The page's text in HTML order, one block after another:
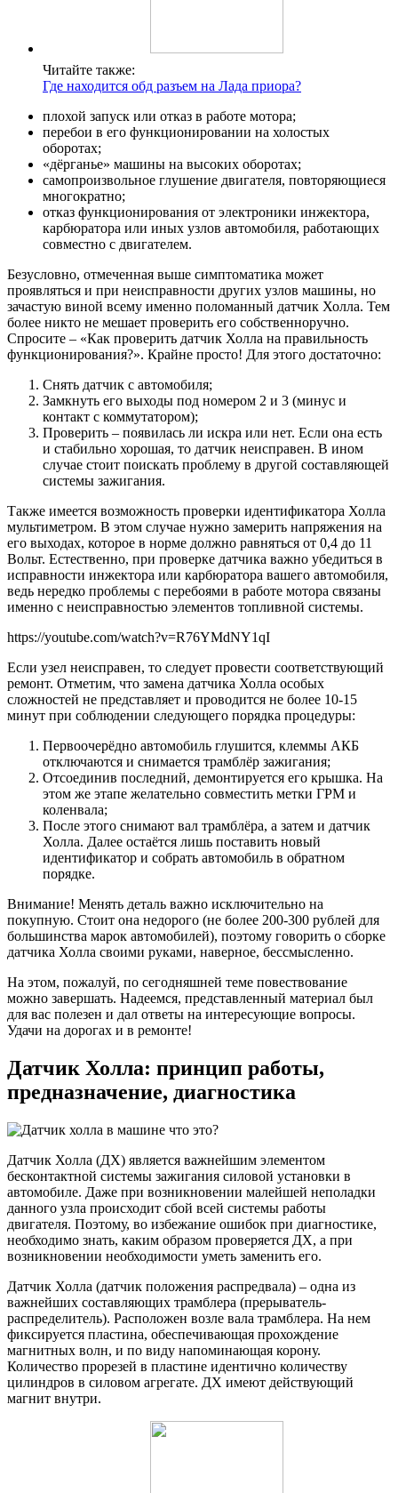
Читайте также:
Где находится обд разъем на Лада приора?
плохой запуск или отказ в работе мотора;
перебои в его функционировании на холостых
оборотах;
«дёрганье» машины на высоких оборотах;
самопроизвольное глушение двигателя, повторяющиеся
многократно;
отказ функционирования от электроники инжектора,
карбюратора или иных узлов автомобиля, работающих
совместно с двигателем.
Безусловно, отмеченная выше симптоматика может
проявляться и при неисправности других узлов машины, но
зачастую виной всему именно поломанный датчик Холла. Тем
более никто не мешает проверить его собственноручно.
Спросите – «Как проверить датчик Холла на правильность
функционирования?». Крайне просто! Для этого достаточно:
Снять датчик с автомобиля;
Замкнуть его выходы под номером 2 и 3 (минус и
контакт с коммутатором);
Проверить – появилась ли искра или нет. Если она есть
и стабильно хорошая, то датчик неисправен. В ином
случае стоит поискать проблему в другой составляющей
системы зажигания.
Также имеется возможность проверки идентификатора Холла
мультиметром. В этом случае нужно замерить напряжения на
его выходах, которое в норме должно равняться от 0,4 до 11
Вольт. Естественно, при проверке датчика важно убедиться в
исправности инжектора или карбюратора вашего автомобиля,
ведь нередко проблемы с перебоями в работе мотора связаны
именно с неисправностью элементов топливной системы.
https://youtube.com/watch?v=R76YMdNY1qI
Если узел неисправен, то следует провести соответствующий
ремонт. Отметим, что замена датчика Холла особых
сложностей не представляет и проводится не более 10-15
минут при соблюдении следующего порядка процедуры:
Первоочерёдно автомобиль глушится, клеммы АКБ
отключаются и снимается трамблёр зажигания;
Отсоединив последний, демонтируется его крышка. На
этом же этапе желательно совместить метки ГРМ и
коленвала;
После этого снимают вал трамблёра, а затем и датчик
Холла. Далее остаётся лишь поставить новый
идентификатор и собрать автомобиль в обратном
порядке.
Внимание! Менять деталь важно исключительно на
покупную. Стоит она недорого (не более 200-300 рублей для
большинства марок автомобилей), поэтому говорить о сборке
датчика Холла своими руками, наверное, бессмысленно.
На этом, пожалуй, по сегодняшней теме повествование
можно завершать. Надеемся, представленный материал был
для вас полезен и дал ответы на интересующие вопросы.
Удачи на дорогах и в ремонте!
Датчик Холла: принцип работы,
предназначение, диагностика
Датчик Холла (ДХ) является важнейшим элементом
бесконтактной системы зажигания силовой установки в
автомобиле. Даже при возникновении малейшей неполадки
данного узла происходит сбой всей системы работы
двигателя. Поэтому, во избежание ошибок при диагностике,
необходимо знать, каким образом проверяется ДХ, а при
возникновении необходимости уметь заменить его.
Датчик Холла (датчик положения распредвала) – одна из
важнейших составляющих трамблера (прерыватель-
распределитель). Расположен возле вала трамблера. На нем
фиксируется пластина, обеспечивающая прохождение
магнитных волн, и по виду напоминающая корону.
Количество прорезей в пластине идентично количеству
цилиндров в силовом агрегате. ДХ имеют действующий
магнит внутри.